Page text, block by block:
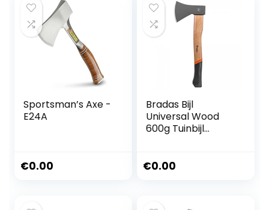
kloofbijl met
gelakt houten
handvat
Sportsman’s Axe -
E24A
€0.00
Bradas Bijl
Universal Wood
600g Tuinbijl
€0.00